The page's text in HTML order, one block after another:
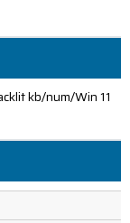
kb/num/Win 11